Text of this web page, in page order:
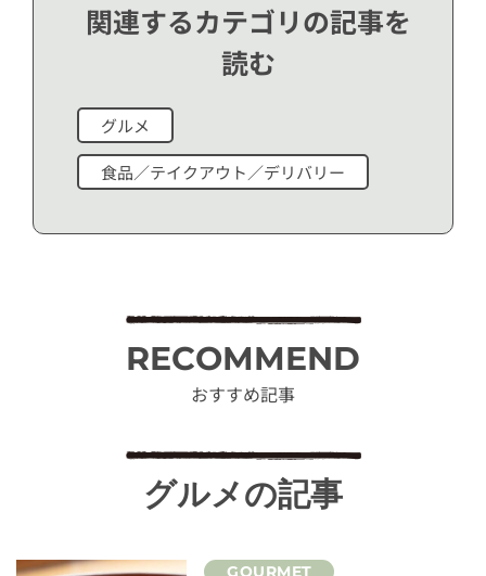
関連するカテゴリの記事を
読む
グルメ
食品／テイクアウト／デリバリー
RECOMMEND
おすすめ記事
グルメの記事